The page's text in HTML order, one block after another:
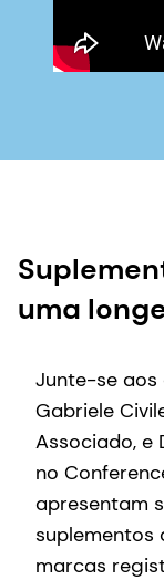
uma
Junte-se aos
Gabriele
Associado, e
no
apresentam
suplementos
marcas